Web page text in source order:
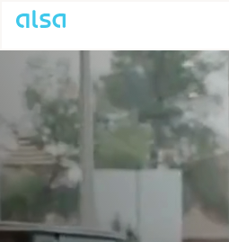
Saut au contenu principal